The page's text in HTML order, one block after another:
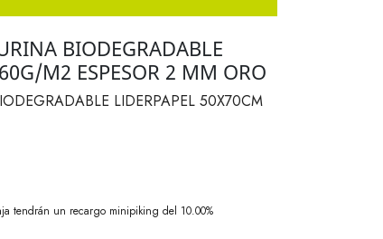
BIODEGRADABLE
M2 ESPESOR 2 MM ORO
LIDERPAPEL 50X70CM
tendrán un recargo minipiking del 10.00%